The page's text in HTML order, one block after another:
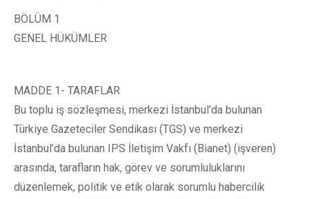
BÖLÜM 1
GENEL HÜKÜMLER
MADDE 1- TARAFLAR
Bu toplu iş sözleşmesi, merkezi İstanbul’da bulunan
Türkiye Gazeteciler Sendikası (TGS) ve merkezi
İstanbul’da bulunan IPS İletişim Vakfı (Bianet) (işveren)
arasında, tarafların hak, görev ve sorumluluklarını
düzenlemek, politik ve etik olarak sorumlu habercilik